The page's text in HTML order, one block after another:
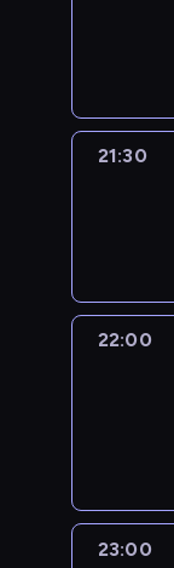
21:30
22:00
23:00